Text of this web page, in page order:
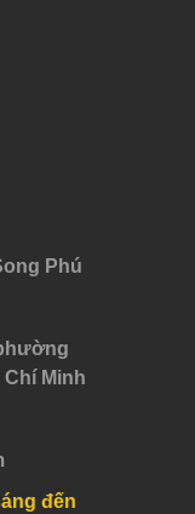
Phú
Minh
đến